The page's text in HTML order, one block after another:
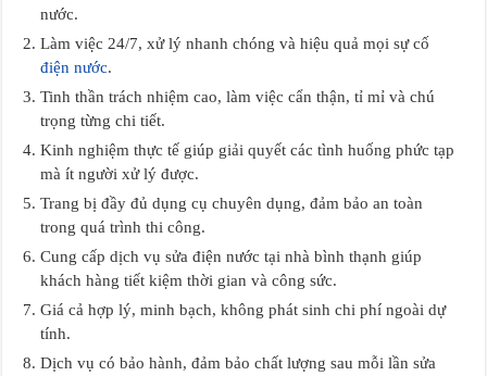
nước.
Làm việc 24/7, xử lý nhanh chóng và hiệu quả mọi sự cố
điện nước.
Tinh thần trách nhiệm cao, làm việc cẩn thận, tỉ mỉ và chú
trọng từng chi tiết.
Kinh nghiệm thực tế giúp giải quyết các tình huống phức tạp
mà ít người xử lý được.
Trang bị đầy đủ dụng cụ chuyên dụng, đảm bảo an toàn
trong quá trình thi công.
Cung cấp dịch vụ sửa điện nước tại nhà bình thạnh giúp
khách hàng tiết kiệm thời gian và công sức.
Giá cả hợp lý, minh bạch, không phát sinh chi phí ngoài dự
tính.
Dịch vụ có bảo hành, đảm bảo chất lượng sau mỗi lần sửa